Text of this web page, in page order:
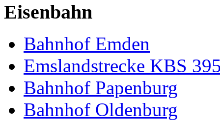
Eisenbahn
Bahnhof Emden
Emslandstrecke KBS
Bahnhof Papenburg
Bahnhof Oldenburg